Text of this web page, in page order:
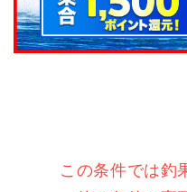
この条件では釣